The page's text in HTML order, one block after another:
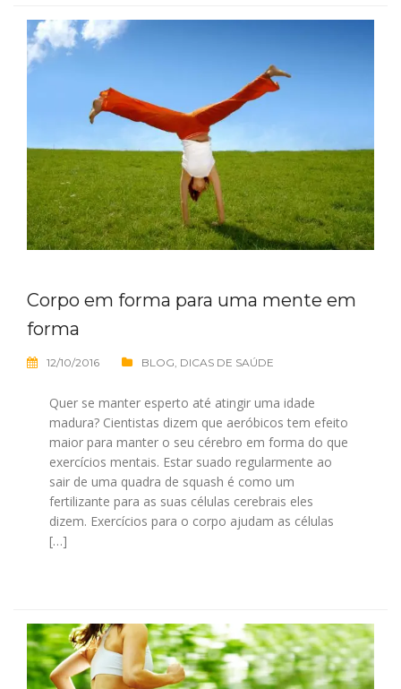
Corpo em forma para uma mente em
forma
12/10/2016 BLOG, DICAS DE SAÚDE
Quer se manter esperto até atingir uma idade
madura? Cientistas dizem que aeróbicos tem efeito
maior para manter o seu cérebro em forma do que
exercícios mentais. Estar suado regularmente ao
sair de uma quadra de squash é como um
fertilizante para as suas células cerebrais eles
dizem. Exercícios para o corpo ajudam as células
[…]